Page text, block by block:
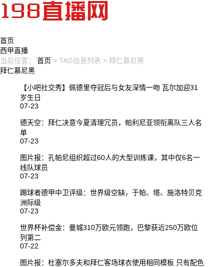
首页
西甲直播
当前位置： 首页 > TAG信息列表 > 拜仁慕尼黑
拜仁慕尼黑
【小吧社交秀】佩德里夺冠后与女友深情一吻 瓦尔加迎31
岁生日
07-23
德天空：拜仁决意今夏清理冗员，帕利尼亚领衔离队三人名
单
07-23
图片报：孔帕尼组织超过60人的大型训练课，其中仅6名一
线队球员
07-23
踢球者德甲中卫评级：世界级空缺，于帕、塔、施洛特贝克
洲际级
07-23
世界杯补偿金：曼城310万欧元领跑，巴黎获近250万欧位
列第二
07-22
图片报：杜塞尔多夫和拜仁客场球衣使用相同模板 只有配色